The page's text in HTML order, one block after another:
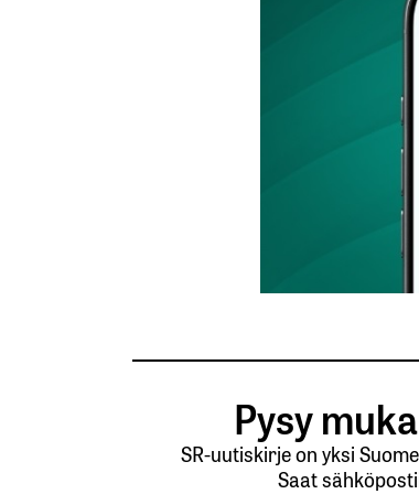
Pysy
SR-uutiskirje on yksi
Saat